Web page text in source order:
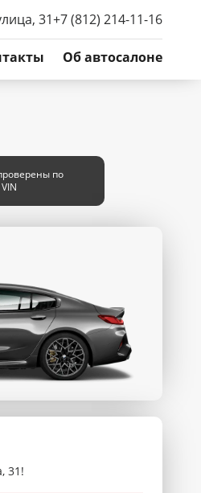
31+7 (812) 214-11-16
Об автосалоне
по
VIN
31!